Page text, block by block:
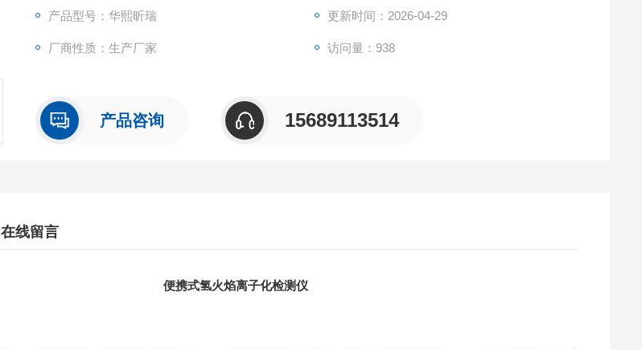
产品型号：华熙昕瑞 更新时间：2026-04-29
厂商性质：生产厂家 访问量：938
产品咨询 15689113514
在线留言
便携式氢火焰离子化检测仪